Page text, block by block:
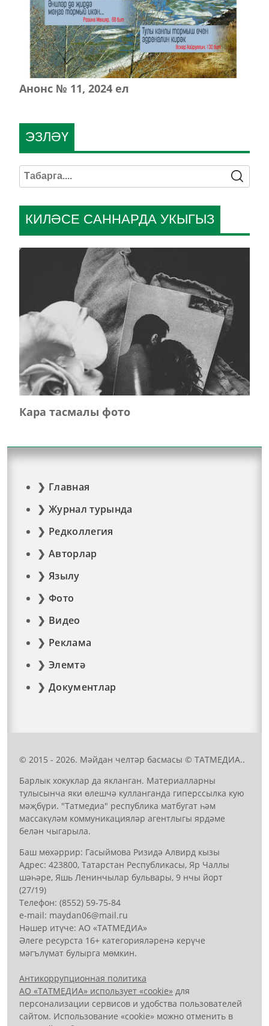
Анонс № 11, 2024 ел
КИЛӘСЕ САННАРДА УКЫГЫЗ
Кара тасмалы фото
ЭЗЛӘҮ
Главная
Журнал турында
Редколлегия
Авторлар
Язылу
Фото
Видео
Реклама
Элемтә
Документлар
© 2015 - 2026. Мәйдан челтәр басмасы © ТАТМЕДИА..
Барлык хокуклар да якланган. Материалларны
тулысынча яки өлешчә кулланганда гиперссылка кую
мәҗбүри. "Татмедиа" республика матбугат һәм
массакүләм коммуникацияләр агентлыгы ярдәме
белән чыгарыла.
Баш мөхәррир: Гасыймова Ризидә Алвирд кызы
Адрес: 423800, Татарстан Республикасы, Яр Чаллы
шәһәре, Яшь Ленинчылар бульвары, 9 нчы йорт
(27/19)
Телефон: (8552) 59-75-84
е-mail: mауdаn06@mail.гu
Нәшер итүче: АО «ТАТМЕДИА»
Әлеге ресурста 16+ категорияләренә керүче
мәгълүмат булырга мөмкин.
Антикоррупционная политика
АО «ТАТМЕДИА» использует «cookie» для
персонализации сервисов и удобства пользователей
сайтом. Использование «cookie» можно отменить в